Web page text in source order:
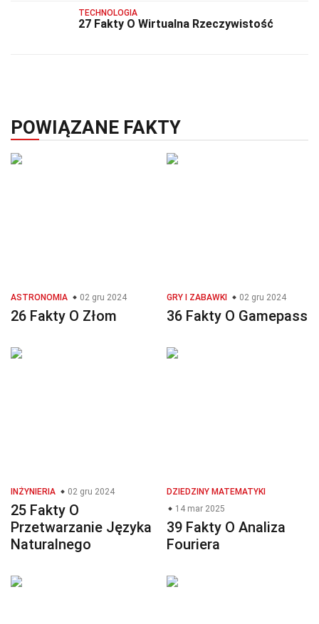
TECHNOLOGIA
27 Fakty O Wirtualna Rzeczywistość
POWIĄZANE FAKTY
ASTRONOMIA 02 gru 2024
26 Fakty O Złom
GRY I ZABAWKI 02 gru 2024
36 Fakty O Gamepass
INŻYNIERIA 02 gru 2024
25 Fakty O
Przetwarzanie Języka
Naturalnego
DZIEDZINY MATEMATYKI
14 mar 2025
39 Fakty O Analiza
Fouriera